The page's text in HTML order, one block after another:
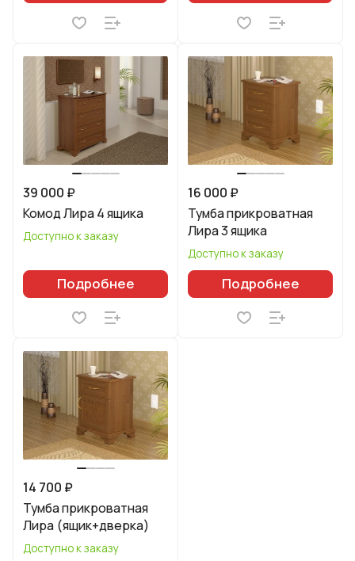
39 000 ₽
Комод Лира 4 ящика
Доступно к заказу
Подробнее
16 000 ₽
Тумба прикроватная
Лира 3 ящика
Доступно к заказу
Подробнее
14 700 ₽
Тумба прикроватная
Лира (ящик+дверка)
Доступно к заказу